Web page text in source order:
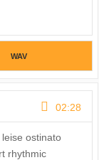
WAV
02:28
ostinato
rhythmic